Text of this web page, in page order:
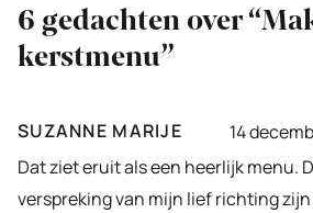
6 gedachten over
kerstmenu”
SUZANNE MARIJE
14
Dat ziet eruit als een heerlijk menu.
verspreking van mijn lief richting